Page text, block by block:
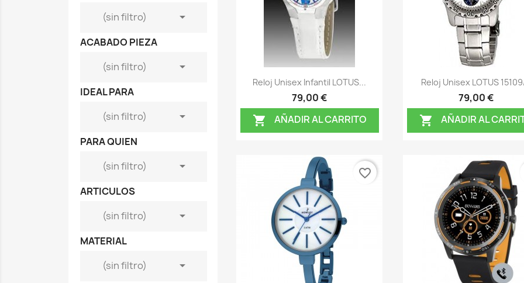
(sin filtro)

ACABADO PIEZA
(sin filtro)

IDEAL PARA
(sin filtro)

PARA QUIEN
(sin filtro)

ARTICULOS
(sin filtro)

MATERIAL
(sin filtro)

Vista rápida
Reloj Unisex Infantil LOTUS...
79,00 €
 AÑADIR AL CARRITO
Vista rápida
Reloj Unisex LOTUS
79,00 €
 AÑADIR AL
favorite_border